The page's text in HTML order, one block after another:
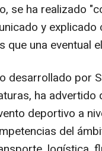
se ha realizado
y
una eventual
desarrollado por
ha advertido
deportivo a
del